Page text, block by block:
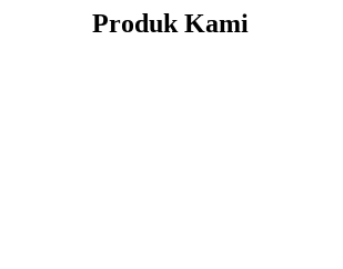
Produk Kami